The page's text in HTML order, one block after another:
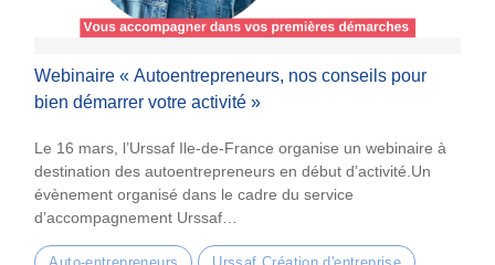
Webinaire « Autoentrepreneurs, nos conseils pour
bien démarrer votre activité »
Le 16 mars, l’Urssaf Ile-de-France organise un webinaire à
destination des autoentrepreneurs en début d’activité.Un
évènement organisé dans le cadre du service
d’accompagnement Urssaf…